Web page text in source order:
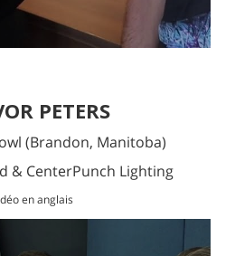
PETERS
(Brandon, Manitoba)
& CenterPunch Lighting
en anglais